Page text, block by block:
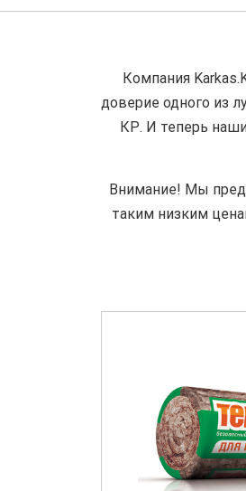
Компания
доверие одного из
КР. И теперь
Внимание! Мы
таким низким